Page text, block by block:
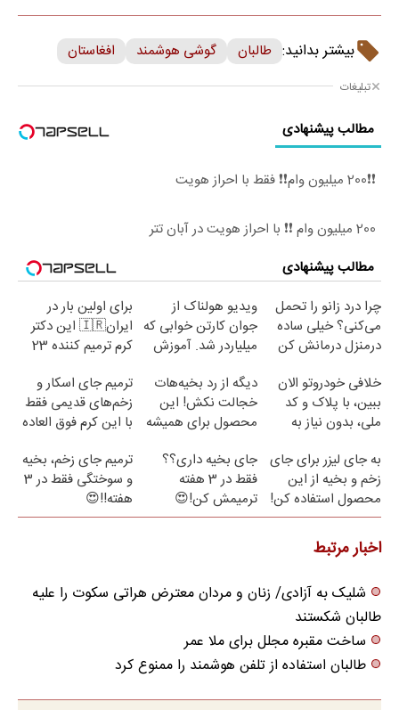
بیشتر بدانید: طالبان گوشی هوشمند افغاستان
تبلیغات
مطالب پیشنهادی
❗❗200 میلیون وام❗❗ فقط با احراز هویت
200 میلیون وام ❗❗ با احراز هویت در آبان تتر
مطالب پیشنهادی
چرا درد زانو را تحمل
می‌کنی؟ خیلی ساده
درمنزل درمانش کن
ویدیو هولناک از
جوان کارتن خوابی که
میلیاردر شد. آموزش
برای اولین بار در
ایران🇮🇷 این دکتر
کرم ترمیم کننده 23
خلافی خودروتو الان
ببین، با پلاک و کد
ملی، بدون نیاز به
دیگه از رد بخیه‌هات
خجالت نکش! این
محصول برای همیشه
ترمیم جای اسکار و
زخم‌های قدیمی فقط
با این کرم فوق العاده
به جای لیزر برای جای
زخم و بخیه از این
محصول استفاده کن!
جای بخیه داری؟؟
فقط در 3 هفته
ترمیمش کن!😍
ترمیم جای زخم، بخیه
و سوختگی فقط در 3
هفته!!😍
اخبار مرتبط
شلیک به آزادی/ زنان و مردان معترض هراتی سکوت را علیه
طالبان شکستند
ساخت مقبره‌ مجلل برای ملا عمر
طالبان استفاده از تلفن هوشمند را ممنوع کرد